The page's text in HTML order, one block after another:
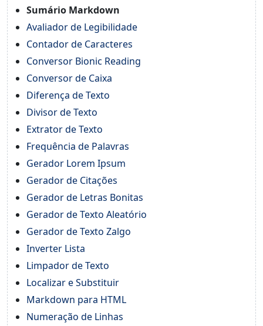
Sumário Markdown
Avaliador de Legibilidade
Contador de Caracteres
Conversor Bionic Reading
Conversor de Caixa
Diferença de Texto
Divisor de Texto
Extrator de Texto
Frequência de Palavras
Gerador Lorem Ipsum
Gerador de Citações
Gerador de Letras Bonitas
Gerador de Texto Aleatório
Gerador de Texto Zalgo
Inverter Lista
Limpador de Texto
Localizar e Substituir
Markdown para HTML
Numeração de Linhas